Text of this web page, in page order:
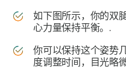
如下图所示，你的双
心力量保持平衡。.
你可以保持这个姿势
度调整时间，目光略